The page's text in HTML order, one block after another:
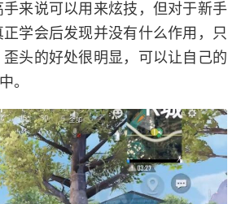
来说可以用来炫技，但对于新手
学会后发现并没有什么作用，只
头的好处很明显，可以让自己的
。